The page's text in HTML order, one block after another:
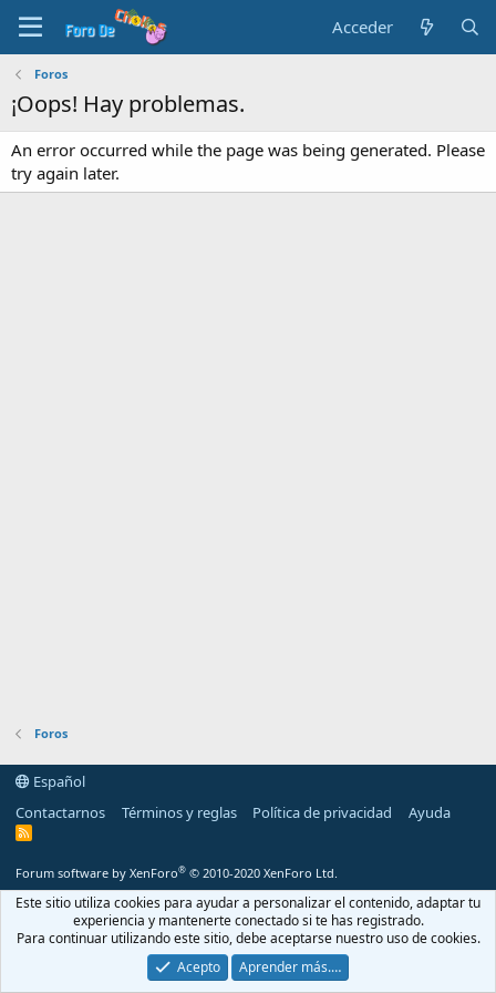
Acceder
Foros
¡Oops! Hay problemas.
An error occurred while the page was being generated. Please
try again later.
Foros
Español
Contactarnos
Términos y reglas Política de privacidad Ayuda
R
Forum software by XenForo® © 2010-2020 XenForo Ltd.
Este sitio utiliza cookies para ayudar a personalizar el contenido, adaptar tu
experiencia y mantenerte conectado si te has registrado.
Para continuar utilizando este sitio, debe aceptarse nuestro uso de cookies.
Acepto
Aprender más.…